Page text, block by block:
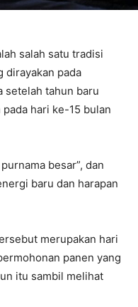
salah satu tradisi
dirayakan pada
setelah tahun baru
hari ke-15 bulan
besar”, dan
baru dan harapan
merupakan hari
panen yang
itu sambil melihat